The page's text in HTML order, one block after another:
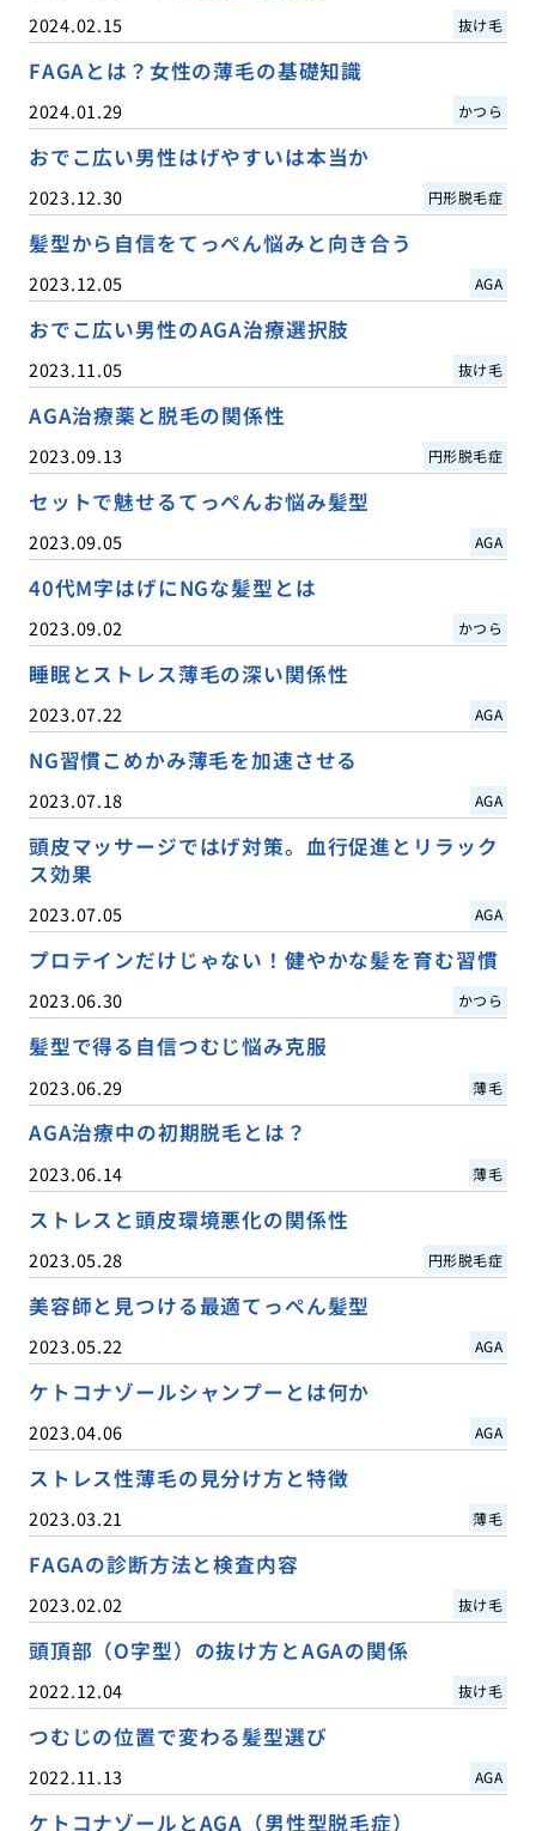
2024.02.15 抜け毛
FAGAとは？女性の薄毛の基礎知識
2024.01.29 かつら
おでこ広い男性はげやすいは本当か
2023.12.30 円形脱毛症
髪型から自信をてっぺん悩みと向き合う
2023.12.05 AGA
おでこ広い男性のAGA治療選択肢
2023.11.05 抜け毛
AGA治療薬と脱毛の関係性
2023.09.13 円形脱毛症
セットで魅せるてっぺんお悩み髪型
2023.09.05 AGA
40代M字はげにNGな髪型とは
2023.09.02 かつら
睡眠とストレス薄毛の深い関係性
2023.07.22 AGA
NG習慣こめかみ薄毛を加速させる
2023.07.18 AGA
頭皮マッサージではげ対策。血行促進とリラック
ス効果
2023.07.05 AGA
プロテインだけじゃない！健やかな髪を育む習慣
2023.06.30 かつら
髪型で得る自信つむじ悩み克服
2023.06.29 薄毛
AGA治療中の初期脱毛とは？
2023.06.14 薄毛
ストレスと頭皮環境悪化の関係性
2023.05.28 円形脱毛症
美容師と見つける最適てっぺん髪型
2023.05.22 AGA
ケトコナゾールシャンプーとは何か
2023.04.06 AGA
ストレス性薄毛の見分け方と特徴
2023.03.21 薄毛
FAGAの診断方法と検査内容
2023.02.02 抜け毛
頭頂部（O字型）の抜け方とAGAの関係
2022.12.04 抜け毛
つむじの位置で変わる髪型選び
2022.11.13 AGA
ケトコナゾールとAGA（男性型脱毛症）